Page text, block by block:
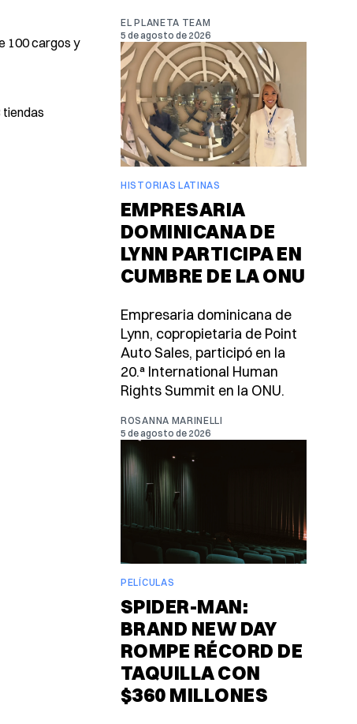
100 cargos y
tiendas
EL PLANETA TEAM
5 de agosto de 2026
HISTORIAS LATINAS
EMPRESARIA
DOMINICANA DE
LYNN PARTICIPA EN
CUMBRE DE LA ONU
Empresaria dominicana de
Lynn, copropietaria de Point
Auto Sales, participó en la
20.ª International Human
Rights Summit en la ONU.
ROSANNA MARINELLI
5 de agosto de 2026
PELÍCULAS
SPIDER-MAN:
BRAND NEW DAY
ROMPE RÉCORD DE
TAQUILLA CON
$360 MILLONES